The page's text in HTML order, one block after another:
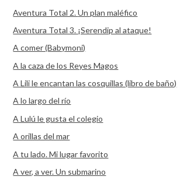
Aventura Total 2. Un plan maléfico
Aventura Total 3. ¡Serendip al ataque!
A comer (Babymoni)
A la caza de los Reyes Magos
A Lili le encantan las cosquillas (libro de baño)
A lo largo del río
A Lulú le gusta el colegio
A orillas del mar
A tu lado. Mi lugar favorito
A ver, a ver. Un submarino